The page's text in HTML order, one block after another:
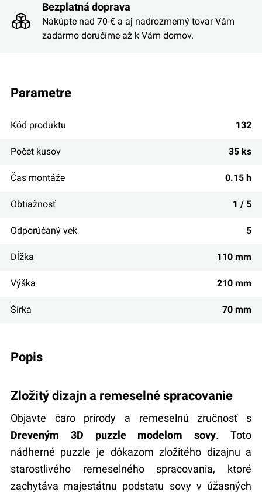
Bezplatná doprava
Nakúpte nad 70 € a aj nadrozmerný tovar Vám
zadarmo doručíme až k Vám domov.
popis
Zložitý dizajn a remeselné spracovanie
Objavte čaro prírody a remeselnú zručnosť s
Dreveným 3D puzzle modelom sovy. Toto
nádherné puzzle je dôkazom zložitého dizajnu a
starostlivého remeselného spracovania, ktoré
zachytáva majestátnu podstatu sovy v úžasných
parametre
Kód produktu 132
Počet kusov 35 ks
Čas montáže 0.15 h
Obtiažnosť 1 / 5
Odporúčaný vek 5
Dĺžka 110 mm
Výška 210 mm
Šírka 70 mm